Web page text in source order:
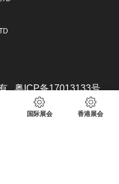
粤ICP备17013133号
国际展会 香港展会